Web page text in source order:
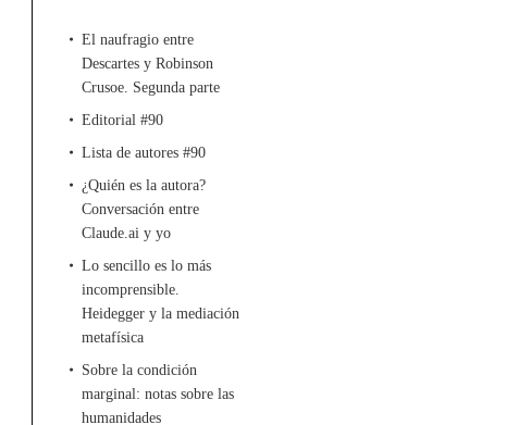
El naufragio entre
Descartes y Robinson
Crusoe. Segunda parte
Editorial #90
Lista de autores #90
¿Quién es la autora?
Conversación entre
Claude.ai y yo
Lo sencillo es lo más
incomprensible.
Heidegger y la mediación
metafísica
Sobre la condición
marginal: notas sobre las
humanidades